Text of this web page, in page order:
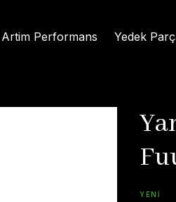
Artim Performans Yedek
YENİ